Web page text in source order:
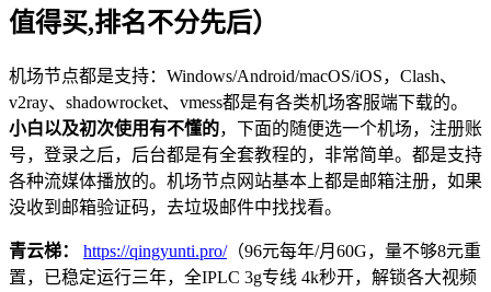
值得买,排名不分先后）
机场节点都是支持：Windows/Android/macOS/iOS，Clash、
v2ray、shadowrocket、vmess都是有各类机场客服端下载的。
小白以及初次使用有不懂的，下面的随便选一个机场，注册账
号，登录之后，后台都是有全套教程的，非常简单。都是支持
各种流媒体播放的。机场节点网站基本上都是邮箱注册，如果
没收到邮箱验证码，去垃圾邮件中找找看。
青云梯： https://qingyunti.pro/（96元每年/月60G，量不够8元重
置，已稳定运行三年，全IPLC 3g专线 4k秒开，解锁各大视频